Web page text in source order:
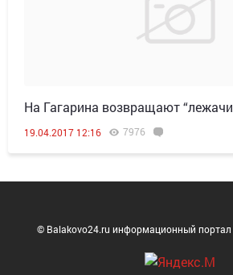
На Гагарина возвращают
19.04.2017 12:16 7976
© Balakovo24.ru информационный портал